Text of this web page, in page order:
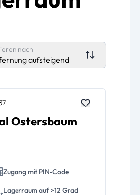
nach
aufsteigend
Ostersbaum
Zugang mit PIN-Code
Lagerraum auf >12 Grad